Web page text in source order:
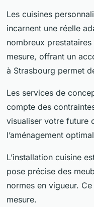
Les cuisines
incarnent une réelle
nombreux
mesure, offrant un
à Strasbourg permet
Les services de
compte des
visualiser votre future
l’aménagement
L’installation cuisine
pose précise des
normes en vigueur.
mesure.